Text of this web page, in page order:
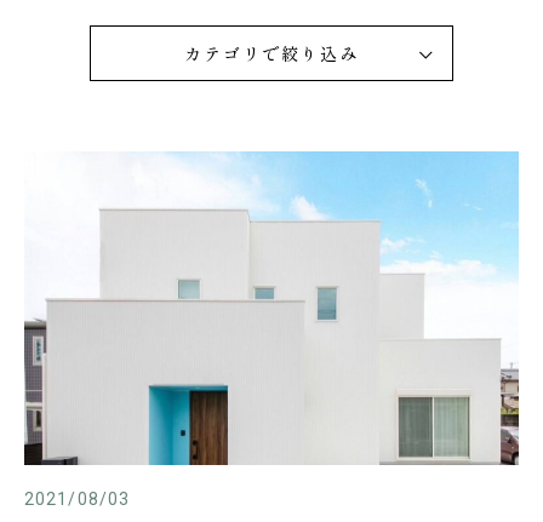
カテゴリで絞り込み
2021/08/03